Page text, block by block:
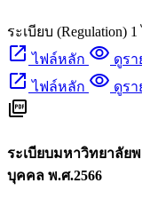
ระเบียบ (Regulation) 1
open_in_new ไฟล์หลัก visibility ดูรา
open_in_new ไฟล์หลัก visibility ดูรา
picture_as_pdf
ระเบียบมหาวิทยาลัย
บุคคล พ.ศ.2566